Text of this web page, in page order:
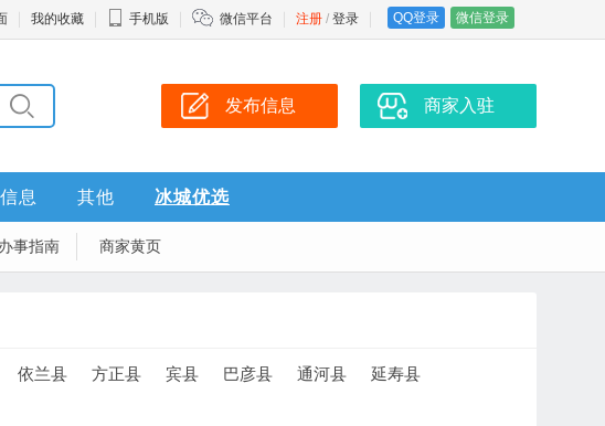
注册 / 登录 QQ登录 微信登录
我的收藏 手机版 微信平台
发布信息 商家入驻
息 其他 冰城优选
办事指南 商家黄页
依兰县 方正县 宾县 巴彦县 通河县
延寿县